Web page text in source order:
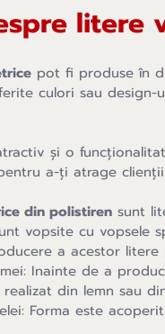
litere
pot fi produse în
culori sau
și o
a-ți atrage clienții.
din polistiren sunt
vopsite cu vopsele
a acestor
Inainte de a
din lemn sau
Forma este